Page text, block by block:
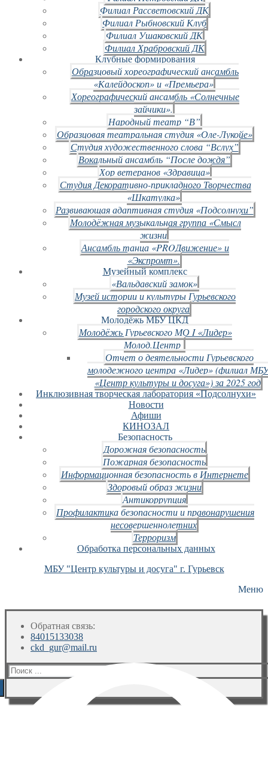
Филиал Рассветовский ДК
Филиал Рыбновский Клуб
Филиал Ушаковский ДК
Филиал Храбровский ДК
Клубные формирования
Образцовый хореографический ансамбль
«Калейдоскоп» и «Премьера»
Хореографический ансамбль «Солнечные
зайчики».
Народный театр “В”
Образцовая театральная студия «Оле-Лукойе»
Студия художественного слова “Вслух”
Вокальный ансамбль “После дождя”
Хор ветеранов «Здравица»
Студия Декоративно-прикладного Творчества
«Шкатулка»
Развивающая адаптивная студия «Подсолнухи”
Молодёжная музыкальная группа «Смысл
жизни
Ансамбль танца «PROДвижение» и
«Экспромт».
Музейный комплекс
«Вальдавский замок»
Музей истории и культуры Гурьевского
городского округа
Молодёжь МБУ ЦКД
Молодёжь Гурьевского МО I «Лидер»
Молод.Центр
Отчет о деятельности Гурьевского
молодежного центра «Лидер» (филиал
«Центр культуры и досуга») за 2025 год
Инклюзивная творческая лаборатория «Подсолнухи»
Новости
Афиши
КИНОЗАЛ
Безопасность
Дорожная безопасность
Пожарная безопасность
Информационная безопасность в Интернете
Здоровый образ жизни
Антикоррупция
Профилактика безопасности и правонарушения
несовершеннолетних
Терроризм
Обработка персональных данных
МБУ "Центр культуры и досуга" г. Гурьевск
Меню
Обратная связь:
84015133038
ckd_gur@mail.ru
Искать: